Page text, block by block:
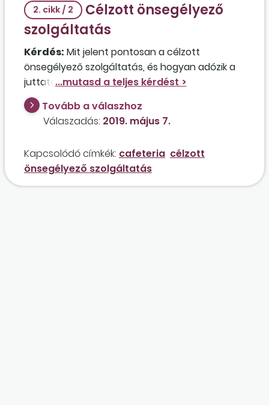
2. cikk / 2
Célzott önsegélyező
szolgáltatás
Kérdés: Mit jelent pontosan a célzott
önsegélyező szolgáltatás, és hogyan adózik a
juttatás munkáltatói és munkavállalói oldalon?
Van valamilyen adóelőny más juttatásokhoz
képest?Tovább a válaszhoz
Válaszadás: 2019. május 7.
Kapcsolódó címkék: cafeteria célzott
önsegélyező szolgáltatás